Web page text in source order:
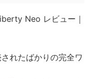
れたばかりの完全ワ